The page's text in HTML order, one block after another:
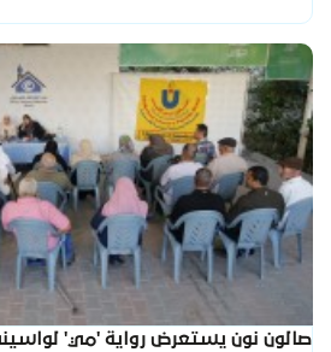
صالون نون يستعرض رواية 'مي'